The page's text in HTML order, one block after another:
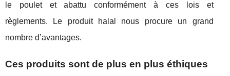
le poulet et abattu conformément à ces lois et
règlements. Le produit halal nous procure un grand
nombre d’avantages.
Ces produits sont de plus en plus éthiques